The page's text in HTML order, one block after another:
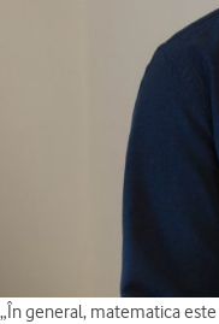
„În general, matematica